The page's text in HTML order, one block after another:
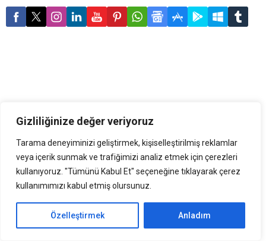
Gizliliğinize değer veriyoruz
Tarama deneyiminizi geliştirmek, kişiselleştirilmiş reklamlar
veya içerik sunmak ve trafiğimizi analiz etmek için çerezleri
kullanıyoruz. "Tümünü Kabul Et" seçeneğine tıklayarak çerez
kullanımımızı kabul etmiş olursunuz.
Özelleştirmek Anladım
zekâ) Enerji Modu ile
tüketicileri daha akıllı ve
enerji verimli bir yaşama
eşyaların birlikte alımında...